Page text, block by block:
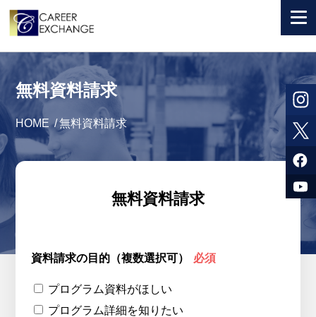
+ 国から選ぶ
+ 目的から選ぶ
求人検索
参加者体験談
+ 会社情報
カウンセラー募集
無料資料請求
HOME /無料資料請求
無料資料請求
資料請求の目的（複数選択可） 必須
プログラム資料がほしい
プログラム詳細を知りたい